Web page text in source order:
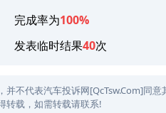
完成率为100%
发表临时结果40次
不代表汽车投诉网[QcTsw.Com]同
转载，如需转载请联系!